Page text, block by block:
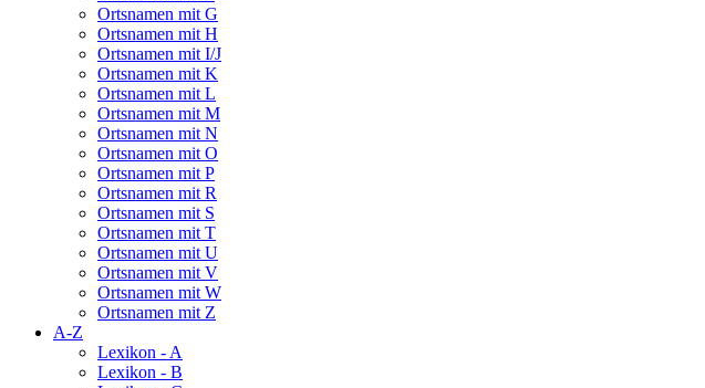
Ortsnamen mit G
Ortsnamen mit H
Ortsnamen mit I/J
Ortsnamen mit K
Ortsnamen mit L
Ortsnamen mit M
Ortsnamen mit N
Ortsnamen mit O
Ortsnamen mit P
Ortsnamen mit R
Ortsnamen mit S
Ortsnamen mit T
Ortsnamen mit U
Ortsnamen mit V
Ortsnamen mit W
Ortsnamen mit Z
A-Z
Lexikon - A
Lexikon - B